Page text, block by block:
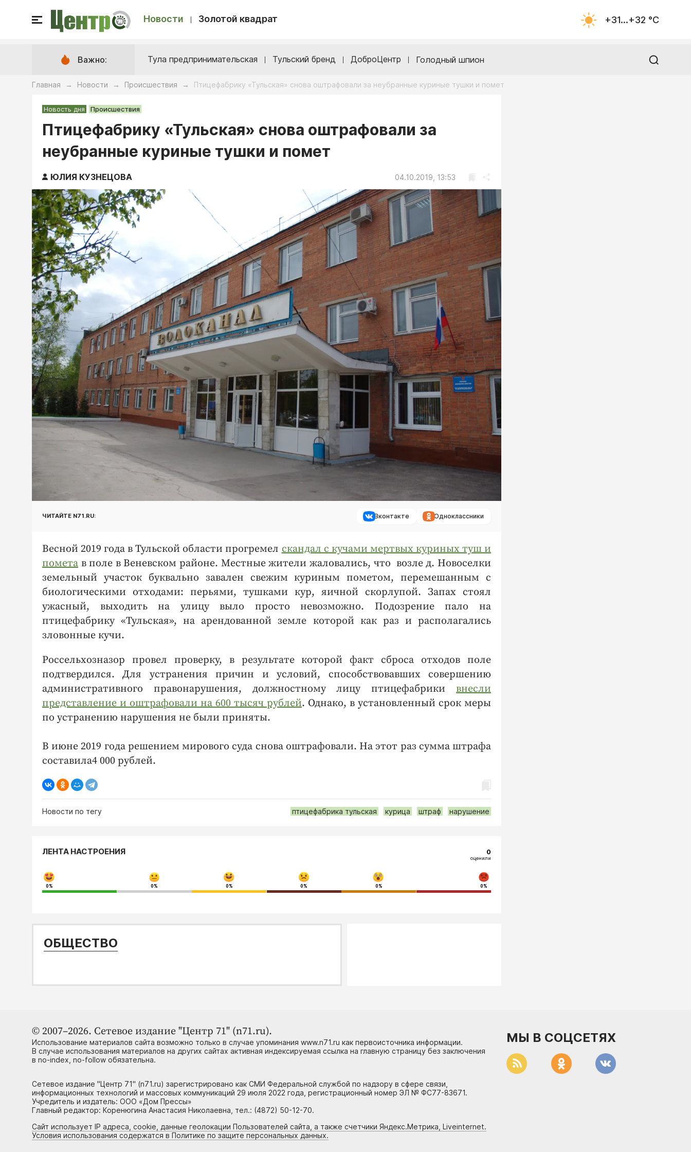
Новости Золотой квадрат +31...+32 °С
Важно: Тула предпринимательская Тульский бренд ДоброЦентр Голодный шпион
Главная → Новости → Происшествия → Птицефабрику «Тульская» снова оштрафовали за неубранные куриные тушки и помет
Новость дня Происшествия
Птицефабрику «Тульская» снова оштрафовали за
неубранные куриные тушки и помет
ЮЛИЯ КУЗНЕЦОВА 04.10.2019, 13:53
ЧИТАЙТЕ N71.RU: Вконтакте Одноклассники
Весной 2019 года в Тульской области прогремел скандал с кучами мертвых куриных туш и
помета в поле в Веневском районе. Местные жители жаловались, что возле д. Новоселки
земельный участок буквально завален свежим куриным пометом, перемешанным с
биологическими отходами: перьями, тушками кур, яичной скорлупой. Запах стоял
ужасный, выходить на улицу выло просто невозможно. Подозрение пало на
птицефабрику «Тульская», на арендованной земле которой как раз и располагались
зловонные кучи.
Россельхозназор провел проверку, в результате которой факт сброса отходов поле
подтвердился. Для устранения причин и условий, способствовавших совершению
административного правонарушения, должностному лицу птицефабрики внесли
представление и оштрафовали на 600 тысяч рублей. Однако, в установленный срок меры
по устранению нарушения не были приняты.
В июне 2019 года решением мирового суда снова оштрафовали. На этот раз сумма штрафа
составила4 000 рублей.
Новости по тегу птицефабрика тульская курица штраф нарушение
ЛЕНТА НАСТРОЕНИЯ 0
оценили
0% 0% 0% 0% 0% 0%
ОБЩЕСТВО
© 2007–2026. Сетевое издание "Центр 71" (n71.ru).
Использование материалов сайта возможно только в случае упоминания www.n71.ru как первоисточника информации.
В случае использования материалов на других сайтах активная индексируемая ссылка на главную страницу без заключения
в no-index, no-follow обязательна.
Сетевое издание "Центр 71" (n71.ru) зарегистрировано как СМИ Федеральной службой по надзору в сфере связи,
информационных технологий и массовых коммуникаций 29 июля 2022 года, регистрационный номер ЭЛ № ФС77-83671.
Учредитель и издатель: ООО «Дом Прессы»
Главный редактор: Коренюгина Анастасия Николаевна, тел.: (4872) 50-12-70.
Сайт использует IP адреса, cookie, данные геолокации Пользователей сайта, а также счетчики Яндекс.Метрика, Liveinternet.
Условия использования содержатся в Политике по защите персональных данных.
МЫ В СОЦСЕТЯХ